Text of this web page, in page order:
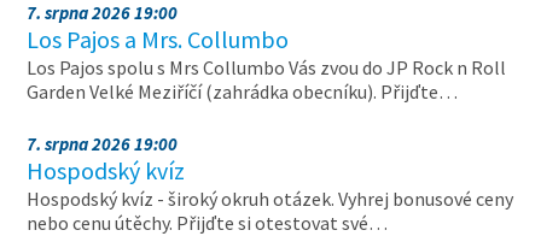
7. srpna 2026 19:00
Los Pajos a Mrs. Collumbo
Los Pajos spolu s Mrs Collumbo Vás zvou do JP Rock n Roll
Garden Velké Meziříčí (zahrádka obecníku). Přijďte…
7. srpna 2026 19:00
Hospodský kvíz
Hospodský kvíz - široký okruh otázek. Vyhrej bonusové ceny
nebo cenu útěchy. Přijďte si otestovat své…